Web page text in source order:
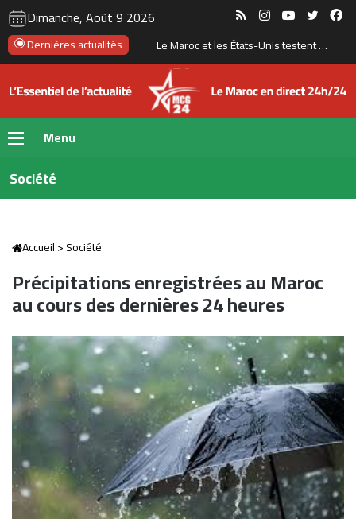
Dimanche, Août 9 2026 RSS InstagramYouTube
Dernières actualités Le Maroc et les États-Unis testent un missile à longue portée près de Tan-Tan
Menu
Société
Accueil>Société
Précipitations enregistrées au Maroc
au cours des dernières 24 heures